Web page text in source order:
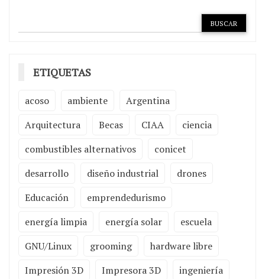
ETIQUETAS
acoso ambiente
Argentina
Arquitectura
Becas CIAA
ciencia
combustibles alternativos
conicet
desarrollo
diseño industrial
drones
Educación
emprendedurismo
energía limpia
energía solar
escuela
GNU/Linux
grooming
hardware libre
Impresión 3D
Impresora 3D ingeniería